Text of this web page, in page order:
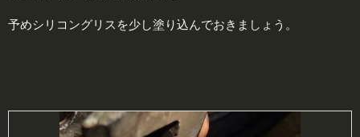
予めシリコングリスを少し塗り込んでおきましょう。